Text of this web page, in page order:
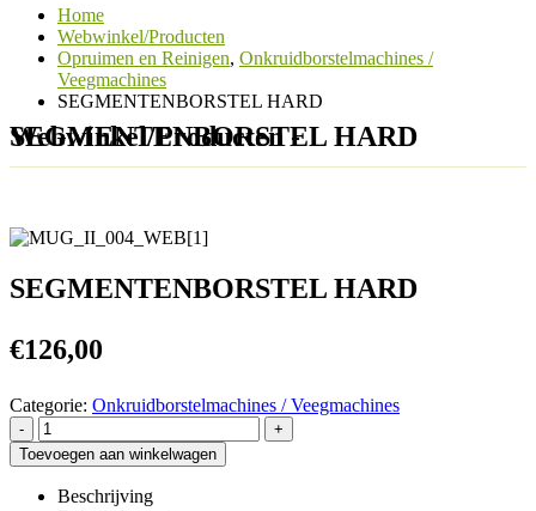
Home
Webwinkel/Producten
Opruimen en Reinigen, Onkruidborstelmachines /
Veegmachines
SEGMENTENBORSTEL HARD
Webwinkel/Producten - SEGMENTENBORSTEL HARD
SEGMENTENBORSTEL HARD
€126,00
Categorie: Onkruidborstelmachines / Veegmachines
-
+
Toevoegen aan winkelwagen
Beschrijving